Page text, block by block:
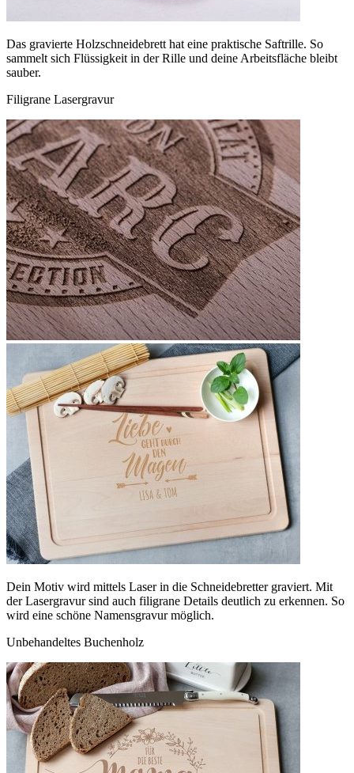
Das gravierte Holzschneidebrett hat eine praktische Saftrille. So
sammelt sich Flüssigkeit in der Rille und deine Arbeitsfläche bleibt
sauber.
Filigrane Lasergravur
Dein Motiv wird mittels Laser in die Schneidebretter graviert. Mit
der Lasergravur sind auch filigrane Details deutlich zu erkennen. So
wird eine schöne Namensgravur möglich.
Unbehandeltes Buchenholz